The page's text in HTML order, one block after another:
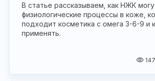
В статье рассказываем, как НЖК
физиологические процессы в коже,
подходит косметика с омега 3-6-9 и
применять.